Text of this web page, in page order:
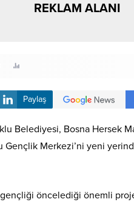
REKLAM ALANI
Paylaş
Belediyesi, Bosna Hersek
Merkezi’ni yeni
öncelediği önemli